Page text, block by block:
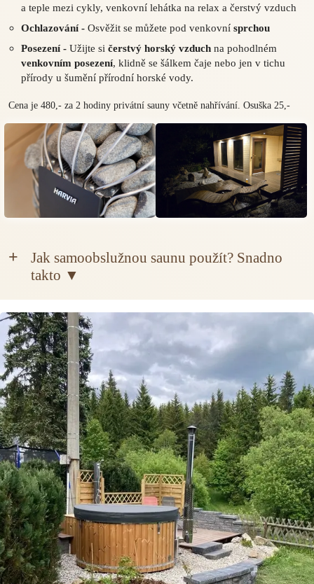
a teple mezi cykly, venkovní lehátka na relax a čerstvý vzduch
Ochlazování - Osvěžit se můžete pod venkovní sprchou
Posezení - Užijte si čerstvý horský vzduch na pohodlném
venkovním posezení, klidně se šálkem čaje nebo jen v tichu
přírody u šumění přírodní horské vody.
Cena je 480,- za 2 hodiny privátní sauny včetně nahřívání. Osuška 25,-
Jak samoobslužnou saunu použít? Snadno
takto ▼